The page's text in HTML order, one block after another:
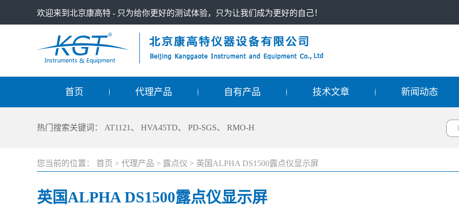
欢迎来到北京康高特 - 只为给你更好的测试体验，只为让我们成为更好的自己！
首页 代理产品 自有产品 技术文章 新闻动态
热门搜索关键词： AT1121 、 HVA45TD、 PD-SGS、 RMO-H
您当前的位置： 首页 > 代理产品 > 露点仪 > 英国ALPHA DS1500露点仪显示屏
英国ALPHA DS1500露点仪显示屏